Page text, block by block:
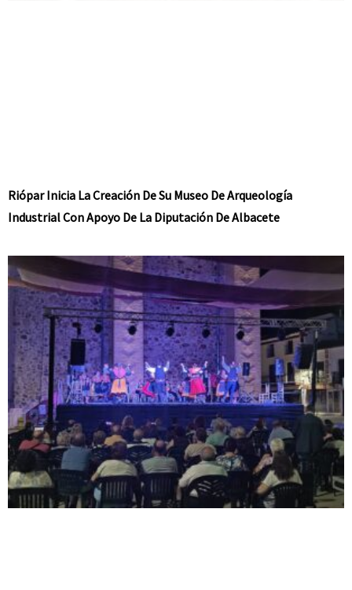
Riópar Inicia La Creación De Su Museo De Arqueología
Industrial Con Apoyo De La Diputación De Albacete